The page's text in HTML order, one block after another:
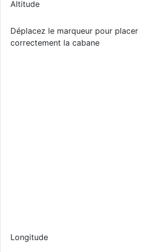
Altitude
Déplacez le marqueur pour placer
correctement la cabane
Longitude